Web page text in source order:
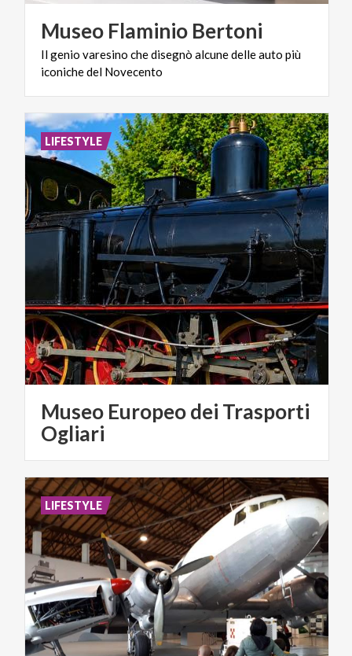
Museo Flaminio Bertoni
Ilgenio varesino chedisegnò alcunedelleauto più
iconichedel Novecento
Museo Europeo dei Trasporti
Ogliari
LIFESTYLE
LIFESTYLE